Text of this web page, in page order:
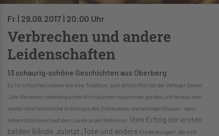
Fr | 29.09.2017 | 20:00 Uhr
Verbrechen und andere
Leidenschaften
13 schaurig-schöne Geschichten aus Oberberg
Es ist schon fast sowas wie eine Tradition: zum dritten Mal hat der Verleger Daniel
Juhr die besten oberbergischen Krimiautoren zusammen gerufen und heraus kam
wieder eine herbstliche Anthologie des Schreckens und wohligen Grauen – denn
bekanntlich lauert auf dem Lande ja der Wahnsinn. Vom Erfolg der ersten
beiden Bände, zuletzt „Tote und andere Entdeckungen“, die sich